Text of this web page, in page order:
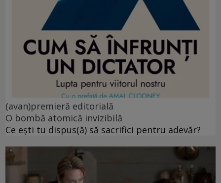
(avan)premieră editorială
O bombă atomică invizibilă
Ce ești tu dispus(ă) să sacrifici pentru adevăr?